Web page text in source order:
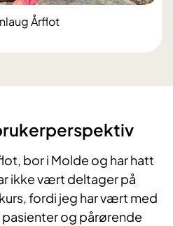
Årflot
bor i Molde og har hatt
ikke vært deltager på
fordi jeg har vært med
pasienter og pårørende